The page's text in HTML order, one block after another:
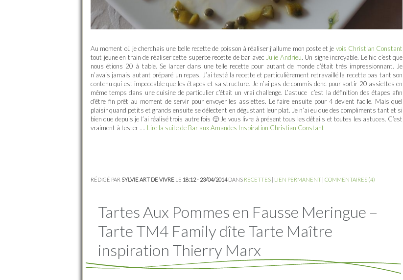
Au moment où je cherchais une belle recette de poisson à réaliser j’allume mon poste et je vois Christian Constant
tout jeune en train de réaliser cette superbe recette de bar avec Julie Andrieu. Un signe incroyable. Le hic c’est que
nous étions 20 à table. Se lancer dans une telle recette pour autant de monde c’était très impressionnant. Je
n’avais jamais autant préparé un repas. J’ai testé la recette et particulièrement retravaillé la recette pas tant son
contenu qui est impeccable que les étapes et sa structure. Je n’ai pas de commis donc pour sortir 20 assiettes en
même temps dans une cuisine de particulier c’était un vrai challenge. L’astuce c’est la définition des étapes afin
d’être fin prêt au moment de servir pour envoyer les assiettes. Le faire ensuite pour 4 devient facile. Mais quel
plaisir quand petits et grands ensuite se délectent en dégustant leur plat. Je n’ai eu que des compliments tant et si
bien que depuis je l’ai réalisé trois autre fois 🙂 Je vous livre à présent tous les détails et toutes les astuces. C’est
vraiment à tester …. Lire la suite de Bar aux Amandes Inspiration Christian Constant
RÉDIGÉ PAR SYLVIE ART DE VIVRE LE 18:12 - 23/04/2014DANS RECETTES | LIEN PERMANENT | COMMENTAIRES (4)
Tartes Aux Pommes en Fausse Meringue –
Tarte TM4 Family dîte Tarte Maître
inspiration Thierry Marx